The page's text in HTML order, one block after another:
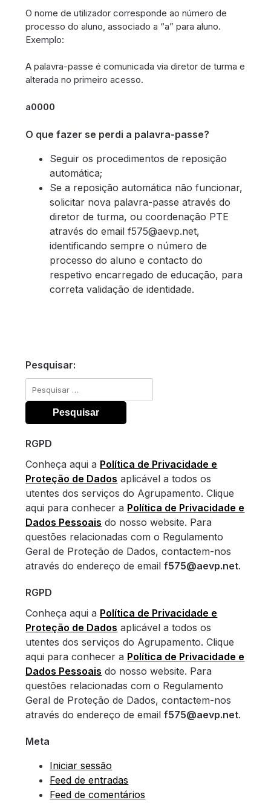
O nome de utilizador corresponde ao número de
processo do aluno, associado a “a” para aluno.
Exemplo:
A palavra-passe é comunicada via diretor de turma e
alterada no primeiro acesso.
a0000
O que fazer se perdi a palavra-passe?
Seguir os procedimentos de reposição
automática;
Se a reposição automática não funcionar,
solicitar nova palavra-passe através do
diretor de turma, ou coordenação PTE
através do email f575@aevp.net,
identificando sempre o número de
processo do aluno e contacto do
respetivo encarregado de educação, para
correta validação de identidade.
Pesquisar:
Pesquisar
por:
RGPD
Conheça aqui a Política de Privacidade e
Proteção de Dados aplicável a todos os
utentes dos serviços do Agrupamento. Clique
aqui para conhecer a Política de Privacidade e
Dados Pessoais do nosso website. Para
questões relacionadas com o Regulamento
Geral de Proteção de Dados, contactem-nos
através do endereço de emailf575@aevp.net.
RGPD
Conheça aqui a Política de Privacidade e
Proteção de Dados aplicável a todos os
utentes dos serviços do Agrupamento. Clique
aqui para conhecer a Política de Privacidade e
Dados Pessoais do nosso website. Para
questões relacionadas com o Regulamento
Geral de Proteção de Dados, contactem-nos
através do endereço de emailf575@aevp.net.
Meta
Iniciar sessão
Feed de entradas
Feed de comentários